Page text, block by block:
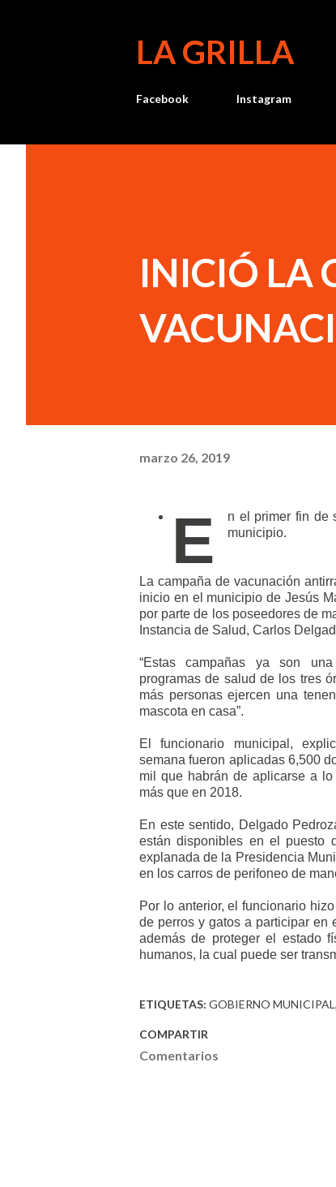
LA GRILLA
Facebook Instagram
INICIÓ LA
marzo 26, 2019
E
n el primer fin de
municipio.
La campaña de vacunación
inicio en el municipio de Jesús
por parte de los poseedores de
Instancia de Salud, Carlos
“Estas campañas ya son
programas de salud de los tres
más personas ejercen una
mascota en casa”.
El funcionario municipal,
semana fueron aplicadas 6,500
mil que habrán de aplicarse a
más que en 2018.
En este sentido, Delgado
están disponibles en el puesto
explanada de la Presidencia
en los carros de perifoneo de
Por lo anterior, el funcionario
de perros y gatos a participar en
además de proteger el estado
humanos, la cual puede ser
ETIQUETAS: GOBIERNO MUNICIPAL
COMPARTIR
Comentarios